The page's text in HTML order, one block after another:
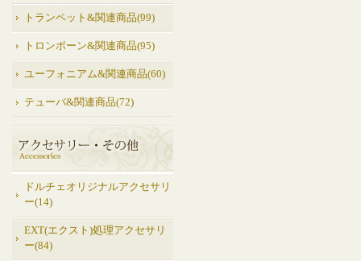
トランペット&関連商品(99)
トロンボーン&関連商品(95)
ユーフォニアム&関連商品(60)
テューバ&関連商品(72)
ドルチェオリジナルアクセサリ
ー(14)
EXT(エクスト)処理アクセサリ
ー(84)